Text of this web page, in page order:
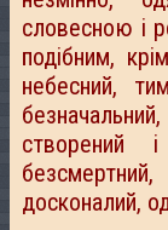
словесною і
подібним,
небесний,
створений
досконалий,